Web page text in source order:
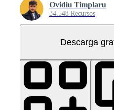
Ovidiu Timplaru
34.548 Recursos
Descarga